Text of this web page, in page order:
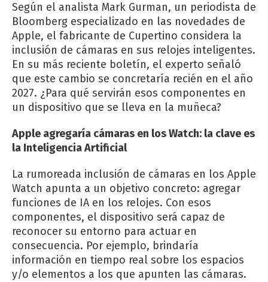
Según el analista Mark Gurman, un periodista de
Bloomberg especializado en las novedades de
Apple, el fabricante de Cupertino considera la
inclusión de cámaras en sus relojes inteligentes.
En su más reciente boletín, el experto señaló
que este cambio se concretaría recién en el año
2027. ¿Para qué servirán esos componentes en
un dispositivo que se lleva en la muñeca?
Apple agregaría cámaras en los Watch: la clave es
la Inteligencia Artificial
La rumoreada inclusión de cámaras en los Apple
Watch apunta a un objetivo concreto: agregar
funciones de IA en los relojes. Con esos
componentes, el dispositivo será capaz de
reconocer su entorno para actuar en
consecuencia. Por ejemplo, brindaría
información en tiempo real sobre los espacios
y/o elementos a los que apunten las cámaras.